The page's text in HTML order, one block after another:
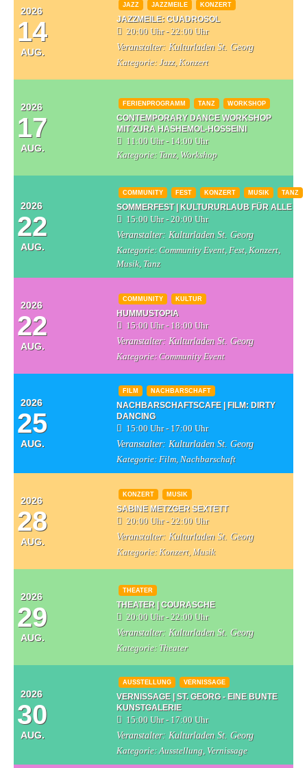
2026
14
AUG.
JAZZ JAZZMEILE KONZERT
JAZZMEILE: CUADROSOL
20:00 Uhr - 22:00 Uhr
Veranstalter: Kulturladen St. Georg
Kategorie: Jazz, Konzert
2026
17
AUG.
FERIENPROGRAMM TANZ WORKSHOP
CONTEMPORARY DANCE WORKSHOP
MIT ZURA HASHEMOL-HOSSEINI
11:00 Uhr - 14:00 Uhr
Kategorie: Tanz, Workshop
2026
22
AUG.
COMMUNITY FEST KONZERT MUSIK TANZ
SOMMERFEST | KULTURURLAUB FÜR ALLE
15:00 Uhr - 20:00 Uhr
Veranstalter: Kulturladen St. Georg
Kategorie: Community Event, Fest, Konzert,
Musik, Tanz
2026
22
AUG.
COMMUNITY KULTUR
HUMMUSTOPIA
15:00 Uhr - 18:00 Uhr
Veranstalter: Kulturladen St. Georg
Kategorie: Community Event
2026
25
AUG.
FILM NACHBARSCHAFT
NACHBARSCHAFTSCAFE | FILM: DIRTY
DANCING
15:00 Uhr - 17:00 Uhr
Veranstalter: Kulturladen St. Georg
Kategorie:Film, Nachbarschaft
2026
28
AUG.
KONZERT MUSIK
SABINE METZGER SEXTETT
20:00 Uhr - 22:00 Uhr
Veranstalter: Kulturladen St. Georg
Kategorie: Konzert, Musik
2026
29
AUG.
THEATER
THEATER | COURASCHE
20:00 Uhr - 22:00 Uhr
Veranstalter: Kulturladen St. Georg
Kategorie: Theater
2026
30
AUG.
AUSSTELLUNG VERNISSAGE
VERNISSAGE | ST. GEORG - EINE BUNTE
KUNSTGALERIE
15:00 Uhr - 17:00 Uhr
Veranstalter: Kulturladen St. Georg
Kategorie:Ausstellung, Vernissage